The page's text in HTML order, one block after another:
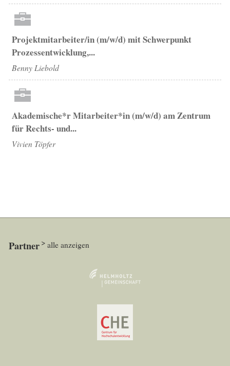
Projektmitarbeiter/in (m/w/d) mit Schwerpunkt
Prozessentwicklung,...
Benny Liebold
Akademische*r Mitarbeiter*in (m/w/d) am Zentrum
für Rechts- und...
Vivien Töpfer
Partner alle anzeigen